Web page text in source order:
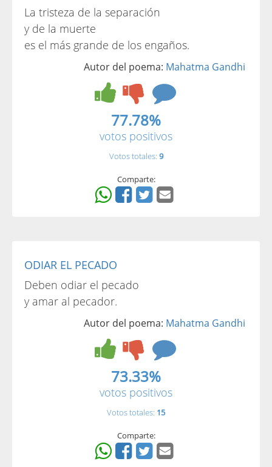
La tristeza de la separación
y de la muerte
es el más grande de los engaños.
Autor del poema: Mahatma Gandhi
77.78%
votos positivos
Votos totales: 9
Comparte:
ODIAR EL PECADO
Deben odiar el pecado
y amar al pecador.
Autor del poema: Mahatma Gandhi
73.33%
votos positivos
Votos totales: 15
Comparte: